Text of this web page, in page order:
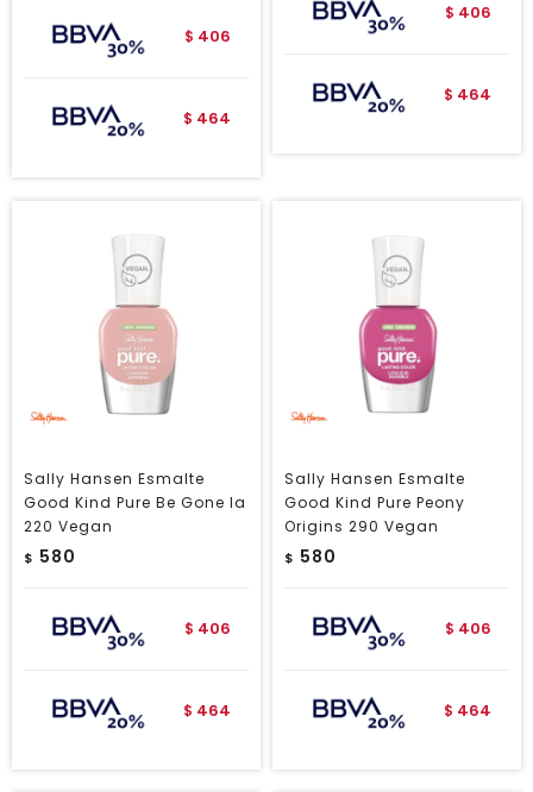
$ 406
$ 464
$ 406
$ 464
Sally Hansen Esmalte
Good Kind Pure Be Gone la
220 Vegan
$ 580
$ 406
$ 464
Sally Hansen Esmalte
Good Kind Pure Peony
Origins 290 Vegan
$ 580
$ 406
$ 464